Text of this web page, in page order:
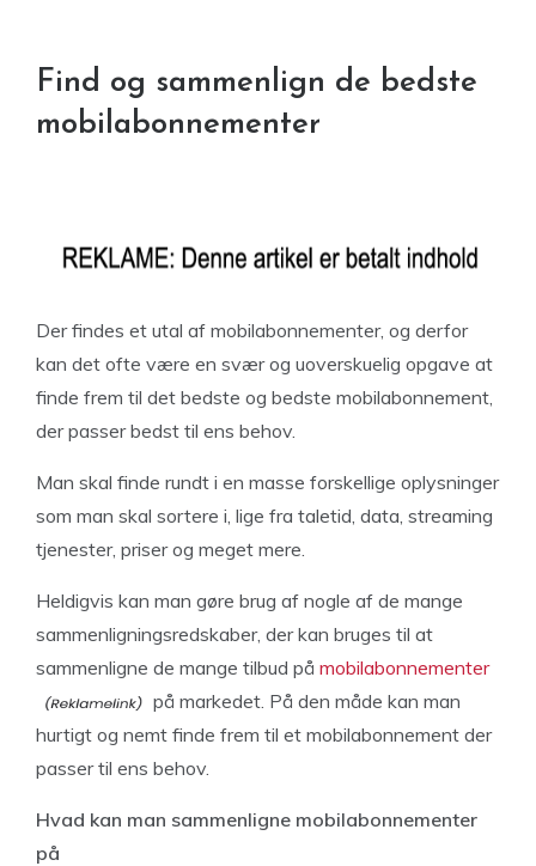
Find og sammenlign de bedste
mobilabonnementer
Der findes et utal af mobilabonnementer, og derfor
kan det ofte være en svær og uoverskuelig opgave at
finde frem til det bedste og bedste mobilabonnement,
der passer bedst til ens behov.
Man skal finde rundt i en masse forskellige oplysninger
som man skal sortere i, lige fra taletid, data, streaming
tjenester, priser og meget mere.
Heldigvis kan man gøre brug af nogle af de mange
sammenligningsredskaber, der kan bruges til at
sammenligne de mange tilbud på mobilabonnementer
på markedet. På den måde kan man
hurtigt og nemt finde frem til et mobilabonnement der
passer til ens behov.
Hvad kan man sammenligne mobilabonnementer
på